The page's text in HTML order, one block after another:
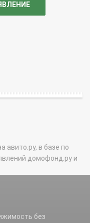
авито.ру, в базе по
домофонд.ру и
без